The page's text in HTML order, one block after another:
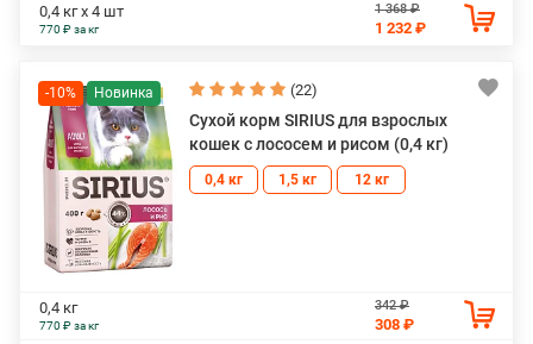
0,4 кг х 4 шт
770 ₽ за кг
1 368 ₽
1 232 ₽
-10% (22)
Сухой корм SIRIUS для взрослых
кошек с лососем и рисом (0,4 кг)
0,4 кг 1,5 кг 12 кг
0,4 кг
770 ₽ за кг
342 ₽
308 ₽